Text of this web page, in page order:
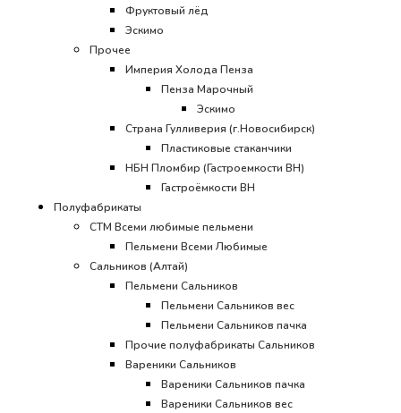
Фруктовый лёд
Эскимо
Прочее
Империя Холода Пенза
Пенза Марочный
Эскимо
Страна Гулливерия (г.Новосибирск)
Пластиковые стаканчики
НБН Пломбир (Гастроемкости ВН)
Гастроёмкости ВН
Полуфабрикаты
СТМ Всеми любимые пельмени
Пельмени Всеми Любимые
Сальников (Алтай)
Пельмени Сальников
Пельмени Сальников вес
Пельмени Сальников пачка
Прочие полуфабрикаты Сальников
Вареники Сальников
Вареники Сальников пачка
Вареники Сальников вес